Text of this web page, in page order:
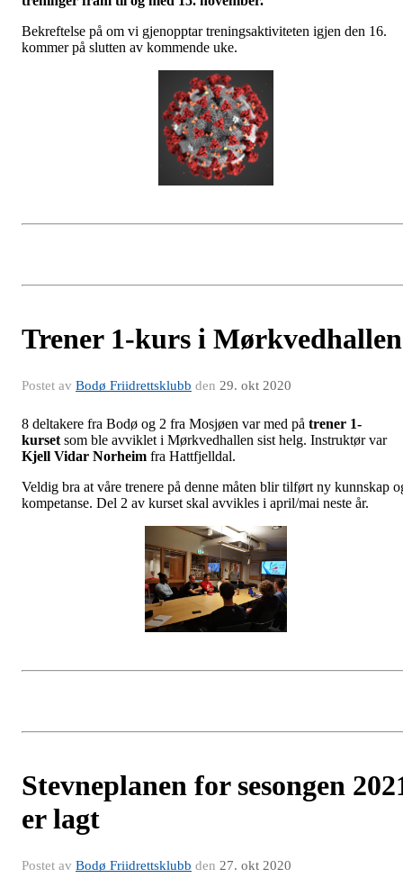
Bekreftelse på om vi gjenopptar treningsaktiviteten igjen den 16.
kommer på slutten av kommende uke.
Trener 1-kurs i Mørkvedhallen
Postet av Bodø Friidrettsklubb den 29. okt 2020
8 deltakere fra Bodø og 2 fra Mosjøen var med på trener 1-
kurset som ble avviklet i Mørkvedhallen sist helg. Instruktør var
Kjell Vidar Norheim fra Hattfjelldal.
Veldig bra at våre trenere på denne måten blir tilført ny kunnskap
kompetanse. Del 2 av kurset skal avvikles i april/mai neste år.
Stevneplanen for sesongen
er lagt
Postet av Bodø Friidrettsklubb den 27. okt 2020